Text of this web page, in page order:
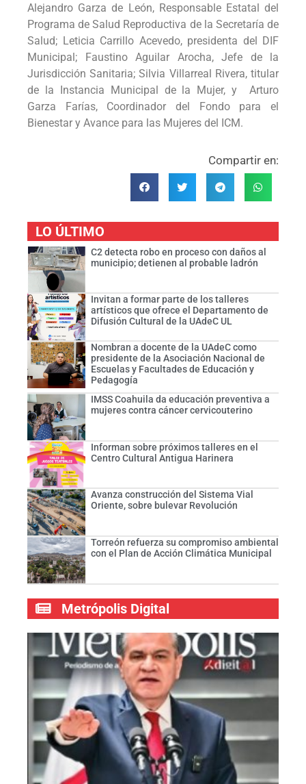
Alejandro Garza de León, Responsable Estatal del
Programa de Salud Reproductiva de la Secretaría de
Salud; Leticia Carrillo Acevedo, presidenta del DIF
Municipal; Faustino Aguilar Arocha, Jefe de la
Jurisdicción Sanitaria; Silvia Villarreal Rivera, titular
de la Instancia Municipal de la Mujer, y Arturo
Garza Farías, Coordinador del Fondo para el
Bienestar y Avance para las Mujeres del ICM.
Compartir en:
LO ÚLTIMO
C2 detecta robo en proceso con daños al
municipio; detienen al probable ladrón
Invitan a formar parte de los talleres
artísticos que ofrece el Departamento de
Difusión Cultural de la UAdeC UL
Nombran a docente de la UAdeC como
presidente de la Asociación Nacional de
Escuelas y Facultades de Educación y
Pedagogía
IMSS Coahuila da educación preventiva a
mujeres contra cáncer cervicouterino
Informan sobre próximos talleres en el
Centro Cultural Antigua Harinera
Avanza construcción del Sistema Vial
Oriente, sobre bulevar Revolución
Torreón refuerza su compromiso ambiental
con el Plan de Acción Climática Municipal
Metrópolis Digital